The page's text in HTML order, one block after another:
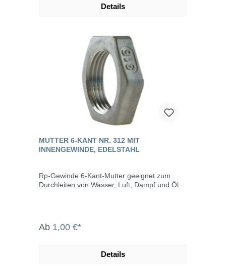
Details
MUTTER 6-KANT NR. 312 MIT
INNENGEWINDE, EDELSTAHL
Rp-Gewinde 6-Kant-Mutter geeignet zum
Durchleiten von Wasser, Luft, Dampf und Öl.
Ab 1,00 €*
Details